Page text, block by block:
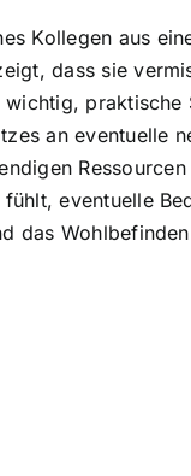
Kollegen aus
dass sie
an eventuelle
eventuelle
das